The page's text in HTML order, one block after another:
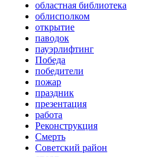
областная библиотека
облисполком
открытие
паводок
пауэрлифтинг
Победа
победители
пожар
праздник
презентация
работа
Реконструкция
Смерть
Советский район